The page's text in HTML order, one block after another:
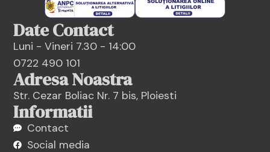
Date Contact
Luni - Vineri 7.30 - 14:00
0722 490 101
Adresa Noastra
Str. Cezar Boliac Nr. 7 bis, Ploiesti
Informatii
Contact
Social media